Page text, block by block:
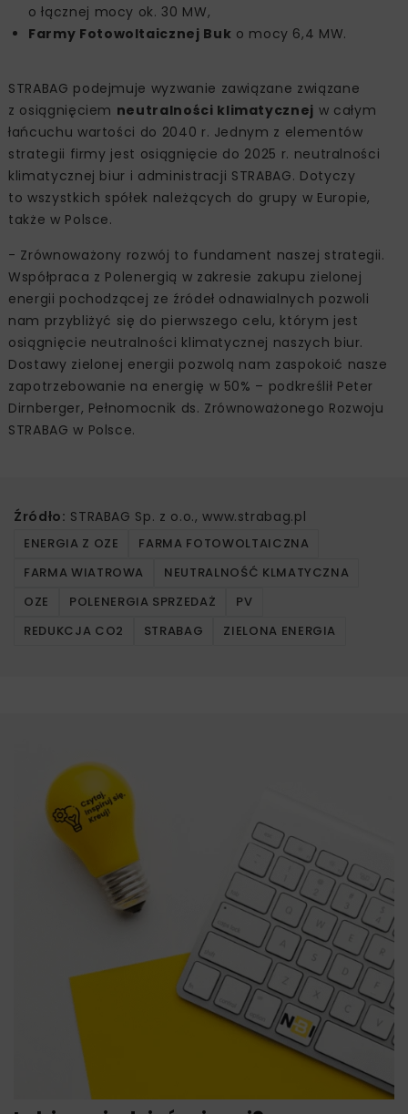
o łącznej mocy ok. 30 MW,
Farmy Fotowoltaicznej Buk o mocy 6,4 MW.
STRABAG podejmuje wyzwanie zawiązane związane
z osiągnięciem neutralności klimatycznej w całym
łańcuchu wartości do 2040 r. Jednym z elementów
strategii firmy jest osiągnięcie do 2025 r. neutralności
klimatycznej biur i administracji STRABAG. Dotyczy
to wszystkich spółek należących do grupy w Europie,
także w Polsce.
- Zrównoważony rozwój to fundament naszej strategii.
Współpraca z Polenergią w zakresie zakupu zielonej
energii pochodzącej ze źródeł odnawialnych pozwoli
nam przybliżyć się do pierwszego celu, którym jest
osiągnięcie neutralności klimatycznej naszych biur.
Dostawy zielonej energii pozwolą nam zaspokoić nasze
zapotrzebowanie na energię w 50% – podkreślił Peter
Dirnberger, Pełnomocnik ds. Zrównoważonego Rozwoju
STRABAG w Polsce.
Źródło: STRABAG Sp. z o.o., www.strabag.pl
ENERGIA Z OZE
FARMA FOTOWOLTAICZNA
FARMA WIATROWA
NEUTRALNOŚĆ KLMATYCZNA
OZE
POLENERGIA SPRZEDAŻ
PV
REDUKCJA CO2
STRABAG ZIELONA ENERGIA